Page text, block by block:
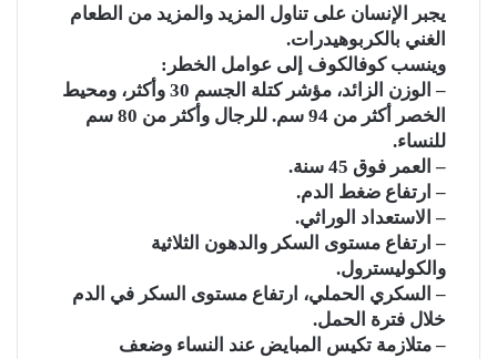
يجبر الإنسان على تناول المزيد والمزيد من الطعام
الغني بالكربوهيدرات.
وينسب كوفالكوف إلى عوامل الخطر:
– الوزن الزائد، مؤشر كتلة الجسم 30 وأكثر، ومحيط
الخصر أكثر من 94 سم. للرجال وأكثر من 80 سم
للنساء.
– العمر فوق 45 سنة.
– ارتفاع ضغط الدم.
– الاستعداد الوراثي.
– ارتفاع مستوى السكر والدهون الثلاثية
والكوليسترول.
– السكري الحملي، ارتفاع مستوى السكر في الدم
خلال فترة الحمل.
– متلازمة تكيس المبايض عند النساء وضعف